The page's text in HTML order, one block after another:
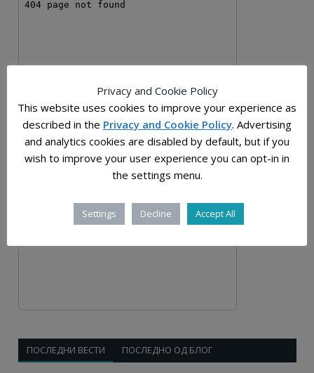
ПОСЛЕДНИ ВЕСТИ ПОСЛЕДНО ОД БЛОГ
Privacy and Cookie Policy
This website uses cookies to improve your experience as
described in the Privacy and Cookie Policy. Advertising
and analytics cookies are disabled by default, but if you
wish to improve your user experience you can opt-in in
the settings menu.
Settings Decline Accept All